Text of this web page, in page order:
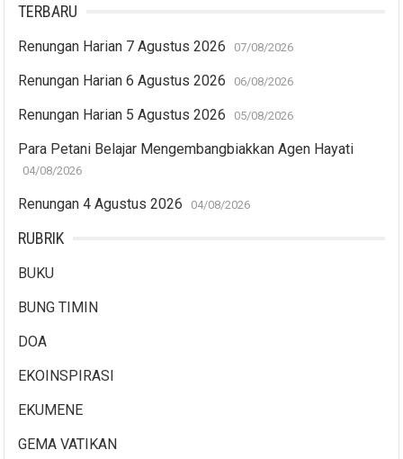
TERBARU
Renungan Harian 7 Agustus 2026 07/08/2026
Renungan Harian 6 Agustus 2026 06/08/2026
Renungan Harian 5 Agustus 2026 05/08/2026
Para Petani Belajar Mengembangbiakkan Agen Hayati
04/08/2026
Renungan 4 Agustus 2026 04/08/2026
RUBRIK
BUKU
BUNG TIMIN
DOA
EKOINSPIRASI
EKUMENE
GEMA VATIKAN